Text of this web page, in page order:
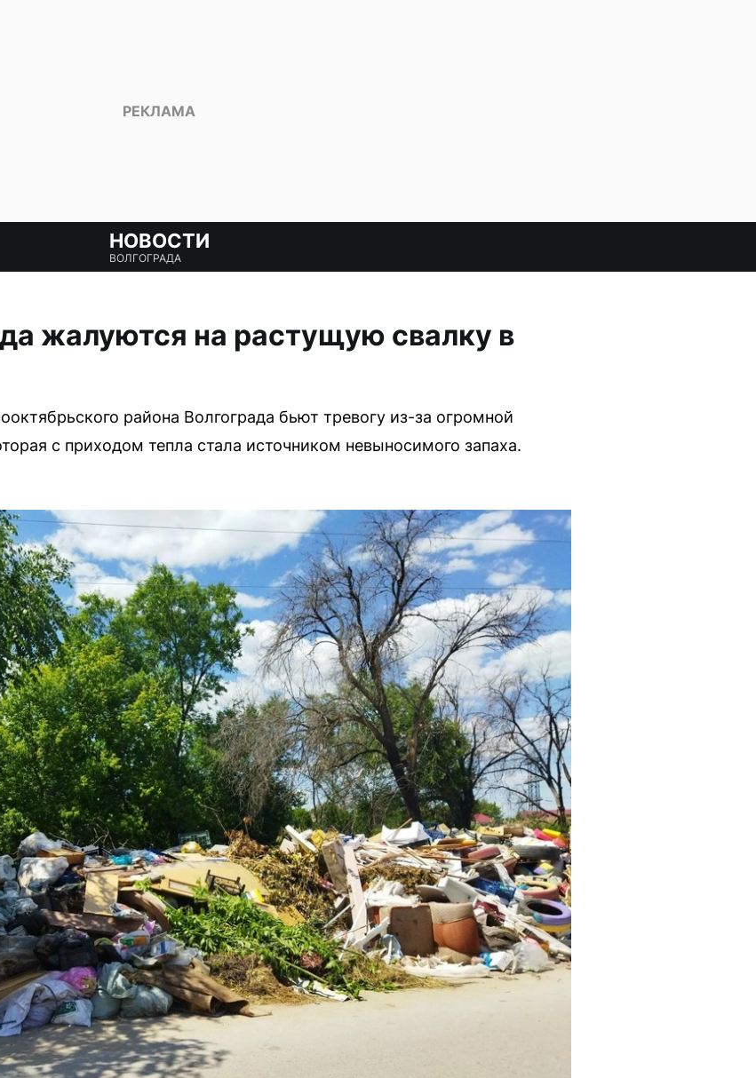
НОВОСТИ
ВОЛГОГРАДА
жалуются на растущую свалку в
района Волгограда бьют тревогу из-за огромной
с приходом тепла стала источником невыносимого запаха.